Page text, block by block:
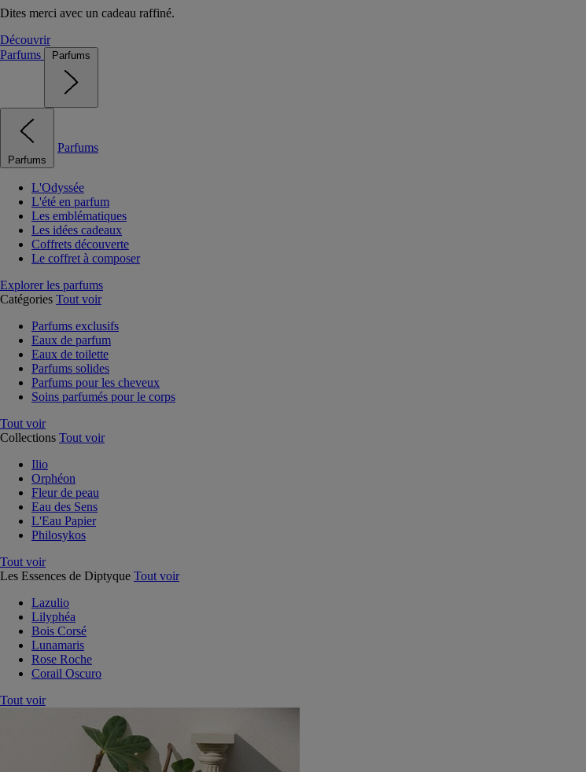
Dites merci avec un cadeau raffiné.
Découvrir
Parfums
Parfums
Parfums
Parfums
L'Odyssée
L'été en parfum
Les emblématiques
Les idées cadeaux
Coffrets découverte
Le coffret à composer
Explorer les parfums
Catégories Tout voir
Parfums exclusifs
Eaux de parfum
Eaux de toilette
Parfums solides
Parfums pour les cheveux
Soins parfumés pour le corps
Tout voir
Collections Tout voir
Ilio
Orphéon
Fleur de peau
Eau des Sens
L'Eau Papier
Philosykos
Tout voir
Les Essences de Diptyque Tout voir
Lazulio
Lilyphéa
Bois Corsé
Lunamaris
Rose Roche
Corail Oscuro
Tout voir